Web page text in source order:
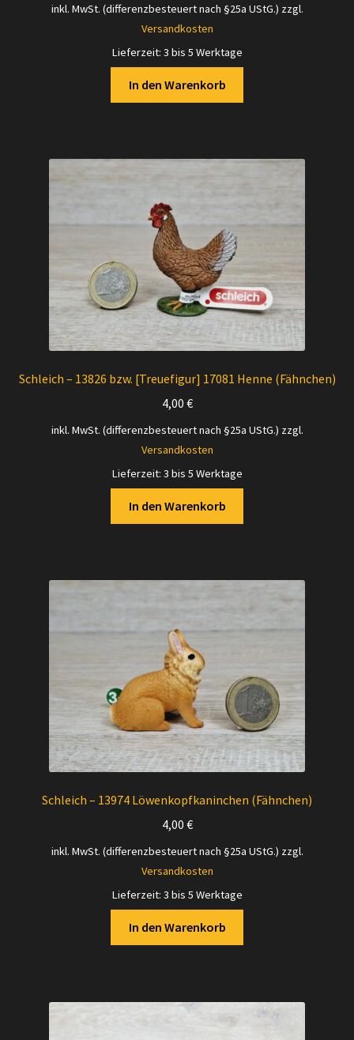
inkl. MwSt. (differenzbesteuert nach §25a UStG.) zzgl.
Versandkosten
Lieferzeit: 3 bis 5 Werktage
In den Warenkorb
Schleich – 13826 bzw. [Treuefigur] 17081 Henne (Fähnchen)
4,00 €
inkl. MwSt. (differenzbesteuert nach §25a UStG.) zzgl.
Versandkosten
Lieferzeit: 3 bis 5 Werktage
In den Warenkorb
Schleich – 13974 Löwenkopfkaninchen (Fähnchen)
4,00 €
inkl. MwSt. (differenzbesteuert nach §25a UStG.) zzgl.
Versandkosten
Lieferzeit: 3 bis 5 Werktage
In den Warenkorb